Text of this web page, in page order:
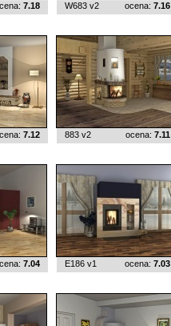
7.18 W683 v2 ocena: 7.16
7.12 883 v2 ocena: 7.11
7.04 E186 v1 ocena: 7.03